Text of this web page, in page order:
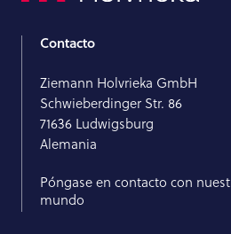
Contacto
Ziemann Holvrieka GmbH
Schwieberdinger Str. 86
71636 Ludwigsburg
Alemania
Póngase en contacto con
mundo